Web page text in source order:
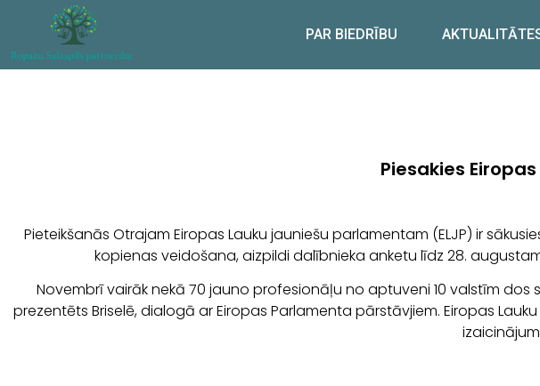
PAR BIEDRĪBU
Piesakies
Pieteikšanās Otrajam Eiropas Lauku jauniešu parlamentam (ELJP) ir
kopienas veidošana, aizpildi dalībnieka anketu līdz 28.
Novembrī vairāk nekā 70 jauno profesionāļu no aptuveni 10 valstīm
prezentēts Briselē, dialogā ar Eiropas Parlamenta pārstāvjiem. Eiropas